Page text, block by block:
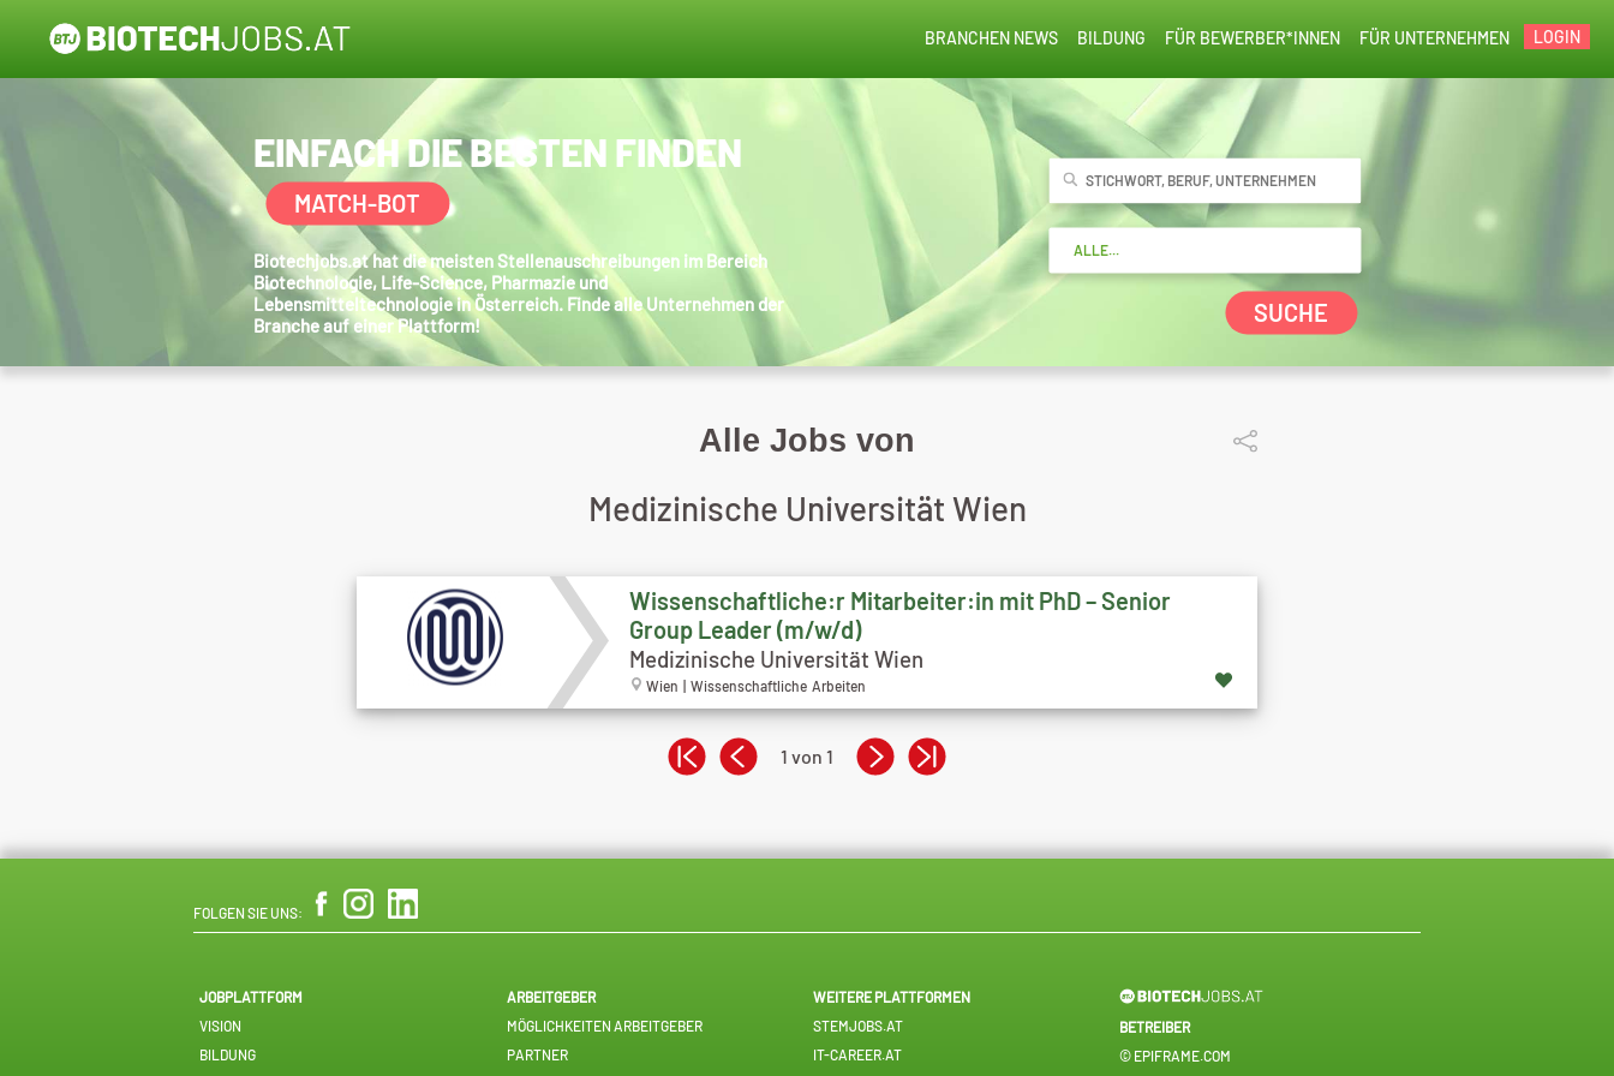
LOGIN
FÜR UNTERNEHMEN
FÜR BEWERBER*INNEN
BILDUNG
BRANCHEN NEWS
EINFACH DIE BESTEN FINDEN
MATCH-BOT
Biotechjobs.at hat die meisten Stellenauschreibungen im Bereich
Biotechnologie, Life-Science, Pharmazie und
Lebensmitteltechnologie in Österreich. Finde alle Unternehmen der
Branche auf einer Plattform!
SUCHE
Alle Jobs von
Medizinische Universität Wien
Wissenschaftliche:r Mitarbeiter:in mit PhD – Senior
Group Leader (m/w/d)
Medizinische Universität Wien
Wien | Wissenschaftliche Arbeiten
1 von 1
FOLGEN SIE UNS:
JOBPLATTFORM
VISION
BILDUNG
ARBEITGEBER
MÖGLICHKEITEN ARBEITGEBER
PARTNER
WEITERE PLATTFORMEN
STEMJOBS.AT
IT-CAREER.AT
BETREIBER
© EPIFRAME.COM